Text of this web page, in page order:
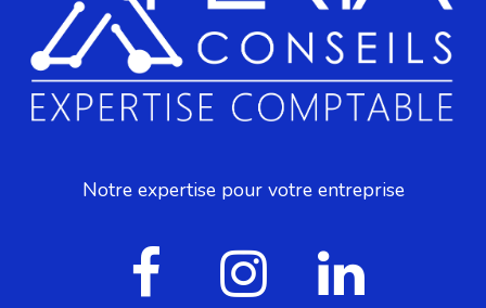
Notre expertise pour votre entreprise